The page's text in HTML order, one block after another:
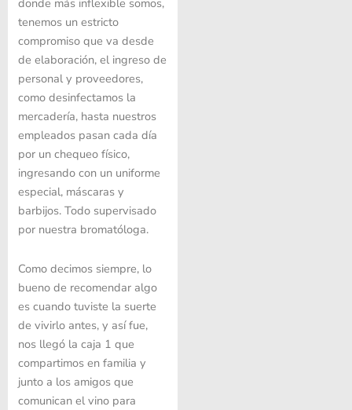
donde más inflexible somos,
tenemos un estricto
compromiso que va desde
de elaboración, el ingreso de
personal y proveedores,
como desinfectamos la
mercadería, hasta nuestros
empleados pasan cada día
por un chequeo físico,
ingresando con un uniforme
especial, máscaras y
barbijos. Todo supervisado
por nuestra bromatóloga.
Como decimos siempre, lo
bueno de recomendar algo
es cuando tuviste la suerte
de vivirlo antes, y así fue,
nos llegó la caja 1 que
compartimos en familia y
junto a los amigos que
comunican el vino para